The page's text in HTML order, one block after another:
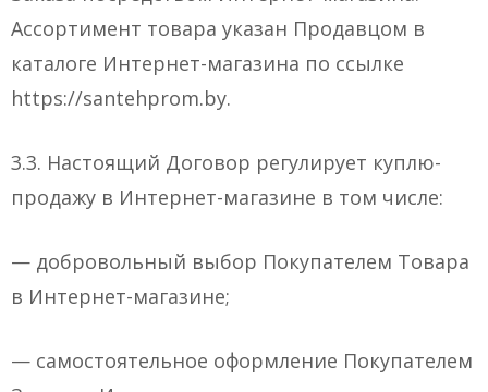
Ассортимент товара указан Продавцом в
каталоге Интернет-магазина по ссылке
https://santehprom.by.
3.3. Настоящий Договор регулирует куплю-
продажу в Интернет-магазине в том числе:
— добровольный выбор Покупателем Товара
в Интернет-магазине;
— самостоятельное оформление Покупателем